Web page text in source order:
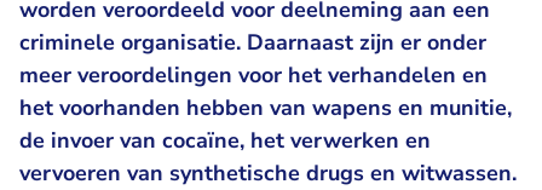
worden veroordeeld voor deelneming aan een
criminele organisatie. Daarnaast zijn er onder
meer veroordelingen voor het verhandelen en
het voorhanden hebben van wapens en munitie,
de invoer van cocaïne, het verwerken en
vervoeren van synthetische drugs en witwassen.